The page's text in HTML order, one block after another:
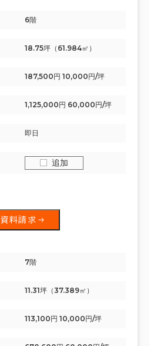
6階
18.75坪（61.984㎡）
187,500円 10,000円/坪
1,125,000円 60,000円/坪
即日
追加
資料請求
7階
11.31坪（37.389㎡）
113,100円 10,000円/坪